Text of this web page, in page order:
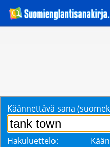
Käännettävä sana
Hakuluettelo: